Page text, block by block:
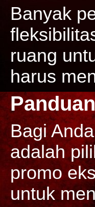
Banyak
ruang
harus
Bagi
adalah
promo
untuk